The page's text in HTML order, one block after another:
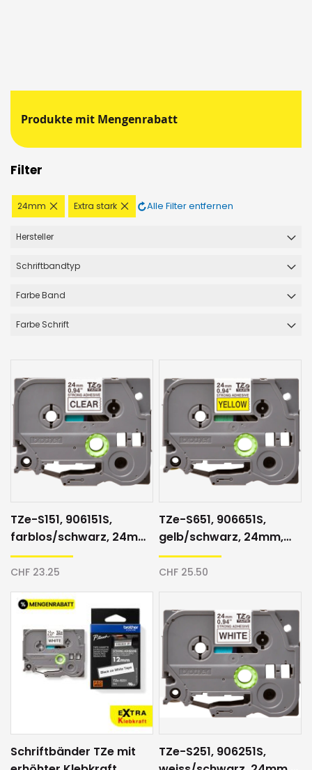
Produkte mit Mengenrabatt
Filter
24mm
Diesen
Artikel
Extra stark
Diesen
Artikel
Alle Filter entfernen
Hersteller
Schriftbandtyp
Farbe Band
Farbe Schrift
TZe-S151, 906151S,
farblos/schwarz, 24mm,
Schriftband
CHF 23.25
TZe-S651, 906651S,
gelb/schwarz, 24mm,
Schriftband
CHF 25.50
Schriftbänder TZe mit
TZe-S251, 906251S,